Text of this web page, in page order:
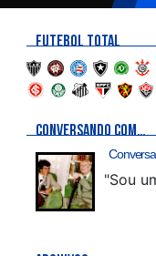
FUTEBOL TOTAL
CONVERSANDO COM…
"Sou